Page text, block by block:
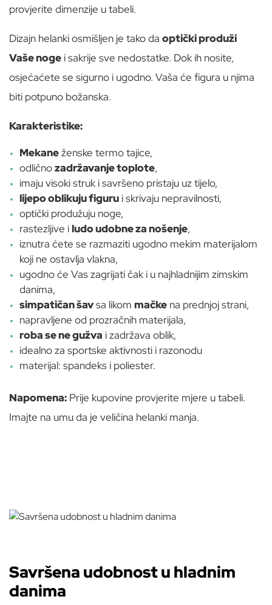
provjerite dimenzije u tabeli.
Dizajn helanki osmišljen je tako da optički produži
Vaše noge i sakrije sve nedostatke. Dok ih nosite,
osjećaćete se sigurno i ugodno. Vaša će figura u njima
biti potpuno božanska.
Karakteristike:
Mekaneženske termo tajice,
odličnozadržavanje toplote,
imaju visoki struk i savršeno pristaju uz tijelo,
lijepo oblikuju figuru i skrivaju nepravilnosti,
optički produžuju noge,
rastezljive iludo udobne za nošenje,
iznutra ćete se razmaziti ugodno mekim materijalom
koji ne ostavlja vlakna,
ugodno će Vas zagrijati čak i u najhladnijim zimskim
danima,
simpatičan šavsa likom mačke na prednjoj strani,
napravljene od prozračnih materijala,
roba se ne gužva i zadržava oblik,
idealno za sportske aktivnosti i razonodu
materijal: spandeks i poliester.
Napomena: Prije kupovine provjerite mjere u tabeli.
Imajte na umu da je veličina helanki manja.
Savršena udobnost u hladnim
danima